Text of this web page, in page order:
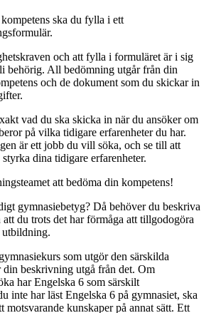
ska du fylla i ett
och att fylla i formuläret är i sig
behörig. All bedömning utgår från din
och de dokument som du skickar in
vad du ska skicka in när du ansöker om
på vilka tidigare erfarenheter du har.
är ett jobb du vill söka, och se till att
dina tidigare erfarenheter.
att bedöma din kompetens!
gymnasiebetyg? Då behöver du beskriva
du trots det har förmåga att tillgodogöra
utbildning.
som utgör den särskilda
din beskrivning utgå från det. Om
har Engelska 6 som särskilt
inte har läst Engelska 6 på gymnasiet, ska
motsvarande kunskaper på annat sätt. Ett